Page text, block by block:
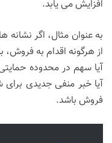
افزایش می یابد.
به عنوان مثال، اگر
از هرگونه اقدام به فروش،
آیا سهم در محدوده حمایتی
آیا خبر منفی جدیدی
فروش باشد.